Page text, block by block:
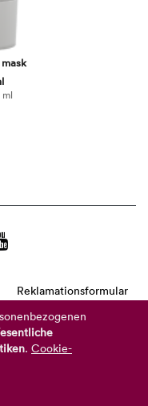
Reklamationsformular
Barrierefreiheitserklärung
310
9-14 Uhr)
. Cookie-